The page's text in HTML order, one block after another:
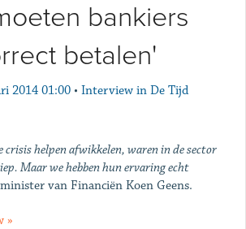
bankiers
betalen'
2014 01:00 • Interview in De Tijd
crisis helpen afwikkelen, waren in de sector
Maar we hebben hun ervaring echt
van Financiën Koen Geens.
»